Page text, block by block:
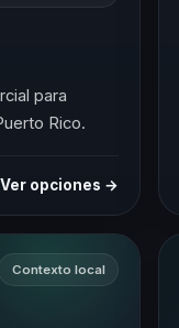
para
Rico.
Ver opciones →
Contexto local